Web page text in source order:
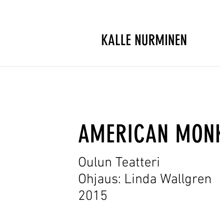
KALLE NURMINEN
AMERICAN
Oulun Teatteri
Ohjaus: Linda Wallgren
2015